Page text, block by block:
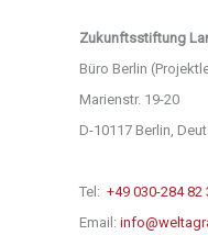
Zukunftsstiftung
Büro Berlin
Marienstr. 19-20
D-10117 Berlin,
Tel: +49 030-284 82
Email: